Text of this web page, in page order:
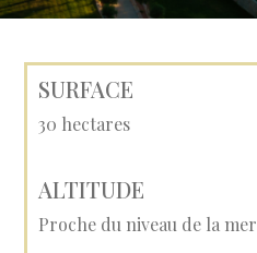
SURFACE
30 hectares
ALTITUDE
Proche du niveau de la mer